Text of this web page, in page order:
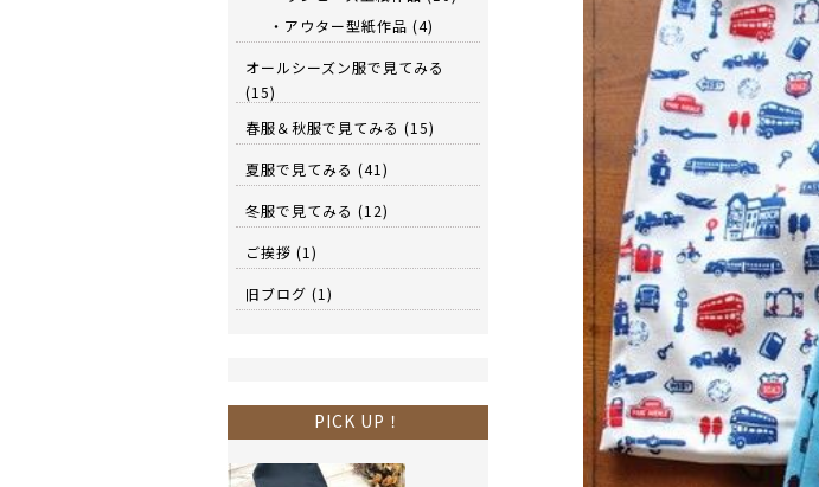
・アウター型紙作品 (4)
オールシーズン服で見てみる
(15)
春服＆秋服で見てみる (15)
夏服で見てみる (41)
冬服で見てみる (12)
ご挨拶 (1)
旧ブログ (1)
PICK UP！